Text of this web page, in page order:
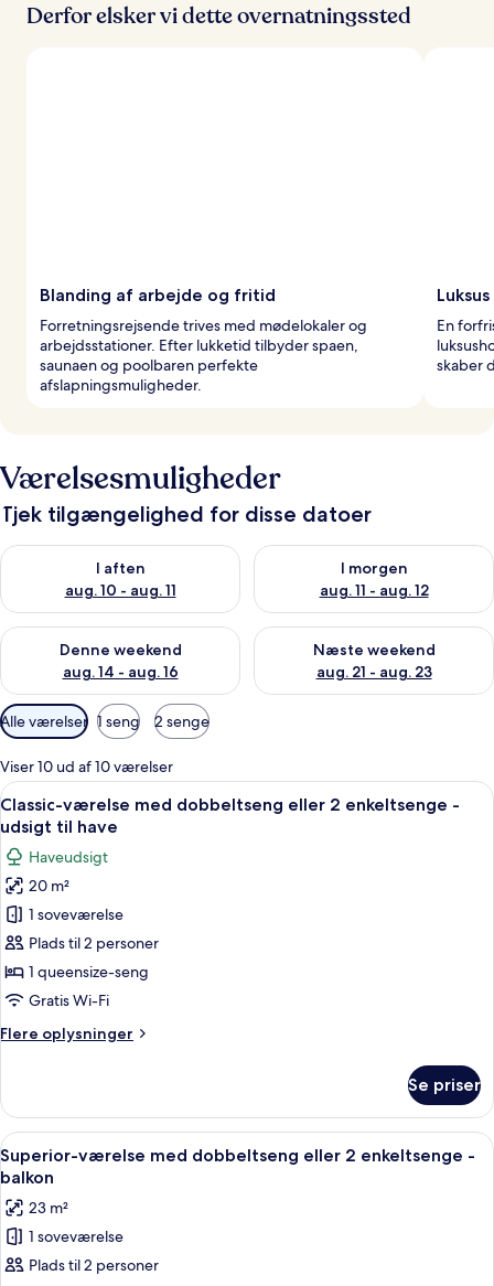
Derfor elsker vi dette overnatningssted
Blanding af arbejde og fritid
Forretningsrejsende trives med mødelokaler og
arbejdsstationer. Efter lukketid tilbyder spaen,
saunaen og poolbaren perfekte
afslapningsmuligheder.
En
skaber
Værelsesmuligheder
Tjek tilgængelighed for disse datoer
I aften
aug. 10 - aug. 11
Tjek tilgængelighed for i aften aug. 10 - aug. 11
I morgen
aug. 11 - aug. 12
Tjek tilgængelighed for i
Denne weekend
aug. 14 - aug. 16
Tjek tilgængelighed for denne weekend aug. 14 - aug. 16
Næste weekend
aug. 21 - aug. 23
Tjek tilgængelighed for næste
Tilgængelige
filtre
for
værelser
Alle værelser 1 seng 2 senge
Viser 10 ud af 10 værelser
Indlæs
alle
billeder
af
Classic-
værelse
med
dobbeltseng
eller
enkeltsenge
til
have
Et hotelværelse med seng, stol,
6
Classic-værelse med dobbeltseng eller 2 enkeltsenge -
udsigt til have
Haveudsigt
20 m²
1 soveværelse
Plads til 2 personer
1 queensize-seng
Gratis Wi-Fi
Flere oplysninger
Flere
værelse
med
dobbeltseng
eller
enkeltsenge
udsigt
til
Se priser
Indlæs
alle
billeder
af
Superior-
værelse
Et hotelværelse med en stor seng,
4
Superior-værelse med dobbeltseng eller 2 enkeltsenge -
balkon
23 m²
1 soveværelse
Plads til 2 personer